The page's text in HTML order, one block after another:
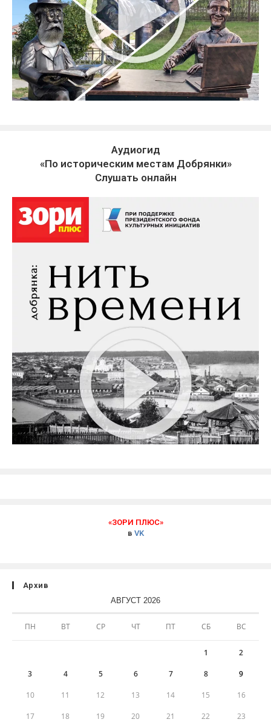
Аудиогид
«По историческим местам Добрянки»
Слушать онлайн
«ЗОРИ ПЛЮС»
в VK
Архив
АВГУСТ 2026
ПН ВТ СР ЧТ ПТ СБ ВС
1 2
3 4 5 6 7 8 9
10 11 12 13 14 15 16
17 18 19 20 21 22 23